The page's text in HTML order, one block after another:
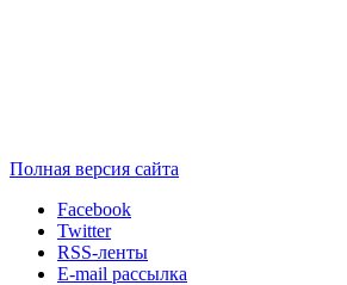
Полная версия сайта
Facebook
Twitter
RSS-ленты
E-mail рассылка